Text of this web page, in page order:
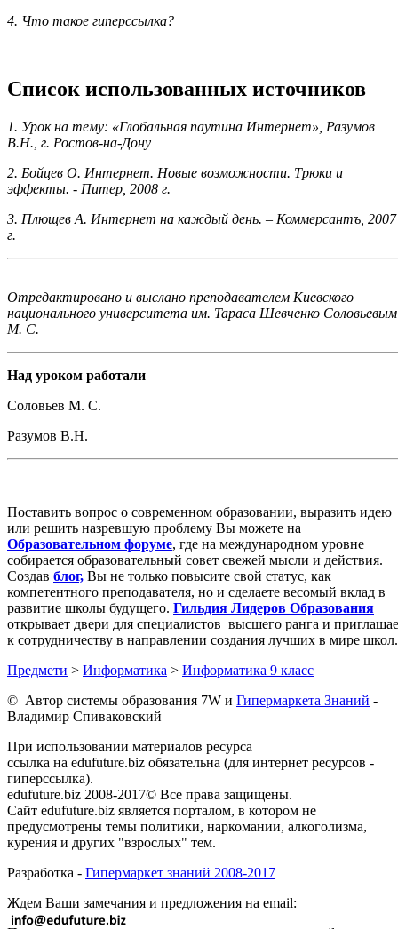
4. Что такое гиперссылка?
Список использованных источников
1. Урок на тему: «Глобальная паутина Интернет», Разумов
В.Н., г. Ростов-на-Дону
2. Бойцев О. Интернет. Новые возможности. Трюки и
эффекты. - Питер, 2008 г.
3. Плющев А. Интернет на каждый день. – Коммерсантъ, 2007
г.
Отредактировано и выслано преподавателем Киевского
национального университета им. Тараса Шевченко Соловьевым
М. С.
Над уроком работали
Соловьев М. С.
Разумов В.Н.
Поставить вопрос о современном образовании, выразить идею
или решить назревшую проблему Вы можете на
Образовательном форуме, где на международном уровне
собирается образовательный совет свежей мысли и действия.
Создав блог, Вы не только повысите свой статус, как
компетентного преподавателя, но и сделаете весомый вклад в
развитие школы будущего. Гильдия Лидеров Образования
открывает двери для специалистов высшего ранга и
к сотрудничеству в направлении создания лучших в мире школ.
Предмети > Информатика > Информатика 9 класс
© Автор системы образования 7W и Гипермаркета Знаний -
Владимир Спиваковский
При использовании материалов ресурса
ссылка на edufuture.biz обязательна (для интернет ресурсов -
гиперссылка).
edufuture.biz 2008-2017© Все права защищены.
Сайт edufuture.biz является порталом, в котором не
предусмотрены темы политики, наркомании, алкоголизма,
курения и других "взрослых" тем.
Разработка - Гипермаркет знаний 2008-2017
Ждем Ваши замечания и предложения на email: